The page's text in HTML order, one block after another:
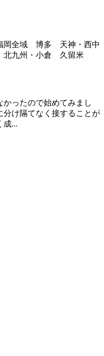
岡全域 博多 天神・西中
九州・小倉 久留米
ったので始めてみまし
分け隔てなく接することが
成...